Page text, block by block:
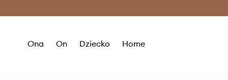
Ona On Dziecko Home